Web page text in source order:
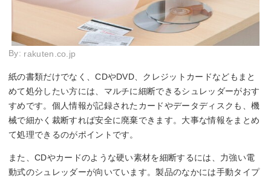
By: rakuten.co.jp
紙の書類だけでなく、CDやDVD、クレジットカードなどもまと
めて処分したい方には、マルチに細断できるシュレッダーがおす
すめです。個人情報が記録されたカードやデータディスクも、機
械で細かく裁断すれば安全に廃棄できます。大事な情報をまとめ
て処理できるのがポイントです。
また、CDやカードのような硬い素材を細断するには、力強い電
動式のシュレッダーが向いています。製品のなかには手動タイプ